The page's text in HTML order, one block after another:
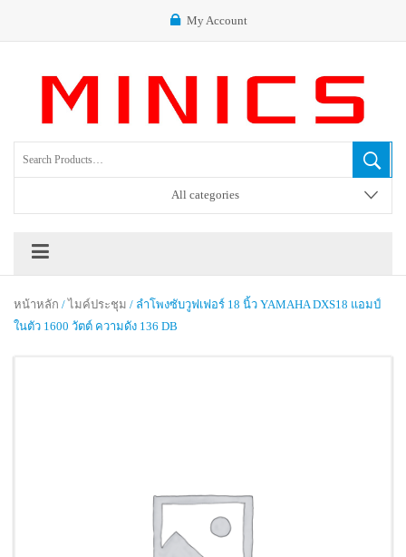
My Account
All categories
หน้าหลัก /ไมค์ประชุม / ลำโพงซับวูฟเฟอร์ 18 นิ้ว YAMAHA DXS18 แอมป์
ในตัว 1600 วัตต์ ความดัง 136 DB